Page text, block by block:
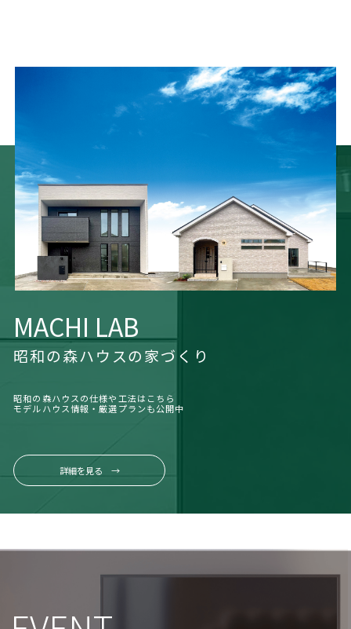
MACHI LAB
昭和の森ハウスの家づくり
昭和の森ハウスの仕様や工法はこちら
モデルハウス情報・厳選プランも公開中
詳細を見る →